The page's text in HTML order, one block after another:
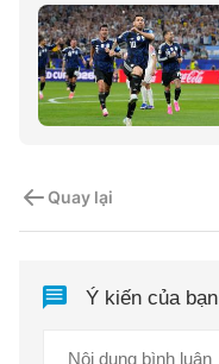
Quay lại
Ý kiến của bạn